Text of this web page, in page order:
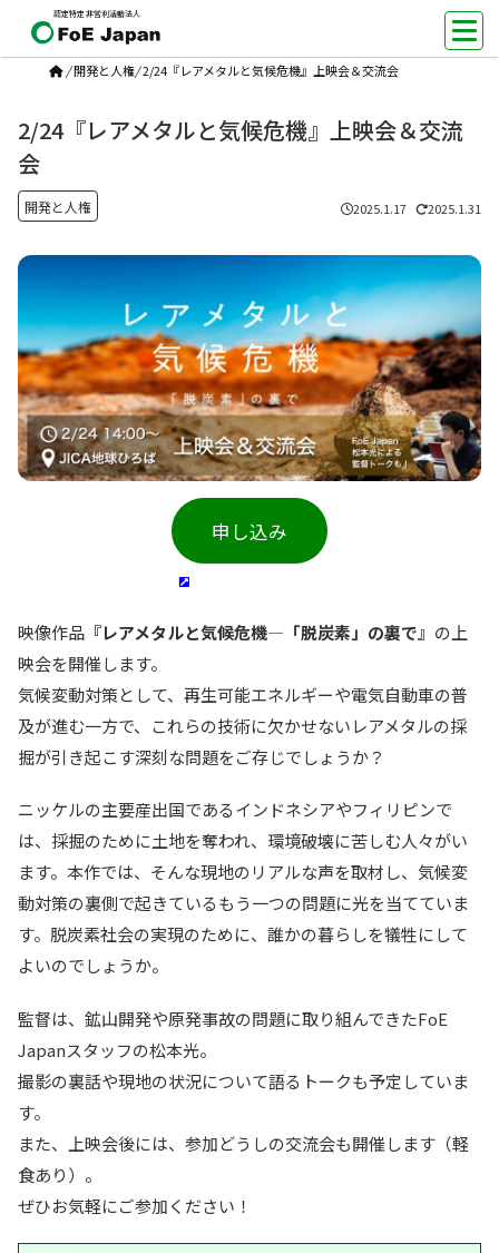
認定特定非営利活動法人
/開発と人権/2/24『レアメタルと気候危機』上映会＆交流会
2/24『レアメタルと気候危機』上映会＆交流
会
開発と人権 2025.1.17 2025.1.31
申し込み
映像作品 『レアメタルと気候危機―「脱炭素」の裏で』 の上
映会を開催します。
気候変動対策として、再生可能エネルギーや電気自動車の普
及が進む一方で、これらの技術に欠かせないレアメタルの採
掘が引き起こす深刻な問題をご存じでしょうか？
ニッケルの主要産出国であるインドネシアやフィリピンで
は、採掘のために土地を奪われ、環境破壊に苦しむ人々がい
ます。本作では、そんな現地のリアルな声を取材し、気候変
動対策の裏側で起きているもう一つの問題に光を当てていま
す。脱炭素社会の実現のために、誰かの暮らしを犠牲にして
よいのでしょうか。
監督は、鉱山開発や原発事故の問題に取り組んできたFoE
Japanスタッフの松本光。
撮影の裏話や現地の状況について語るトークも予定していま
す。
また、上映会後には、参加どうしの交流会も開催します（軽
食あり）。
ぜひお気軽にご参加ください！